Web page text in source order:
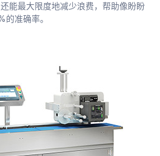
能最大限度地减少浪费，帮助像盼盼
准确率。